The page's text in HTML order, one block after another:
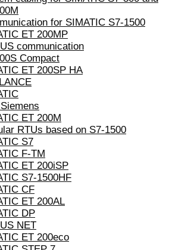
for SIMATIC S7-1500
ET 200MP
communication
Compact
ET 200SP HA
ET 200M
RTUs based on S7-1500
S7
F-TM
ET 200iSP
S7-1500HF
CF
ET 200AL
DP
NET
ET 200eco